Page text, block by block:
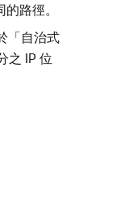
的路徑。
「自治式
之 IP 位